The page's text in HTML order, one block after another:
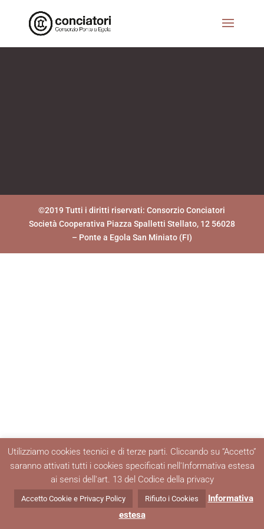
©2019 Tutti i diritti riservati: Consorzio Conciatori
Società Cooperativa Piazza Spalletti Stellato, 12 56028
– Ponte a Egola San Miniato (FI)
Utilizziamo cookies tecnici e di terze parti. Cliccando su “Accetto”
saranno attivati tutti i cookies specificati nell'Informativa estesa
ai sensi dell'art. 13 del Codice della privacy
Accetto Cookie e Privacy Policy Rifiuto i Cookies
Informativa
estesa